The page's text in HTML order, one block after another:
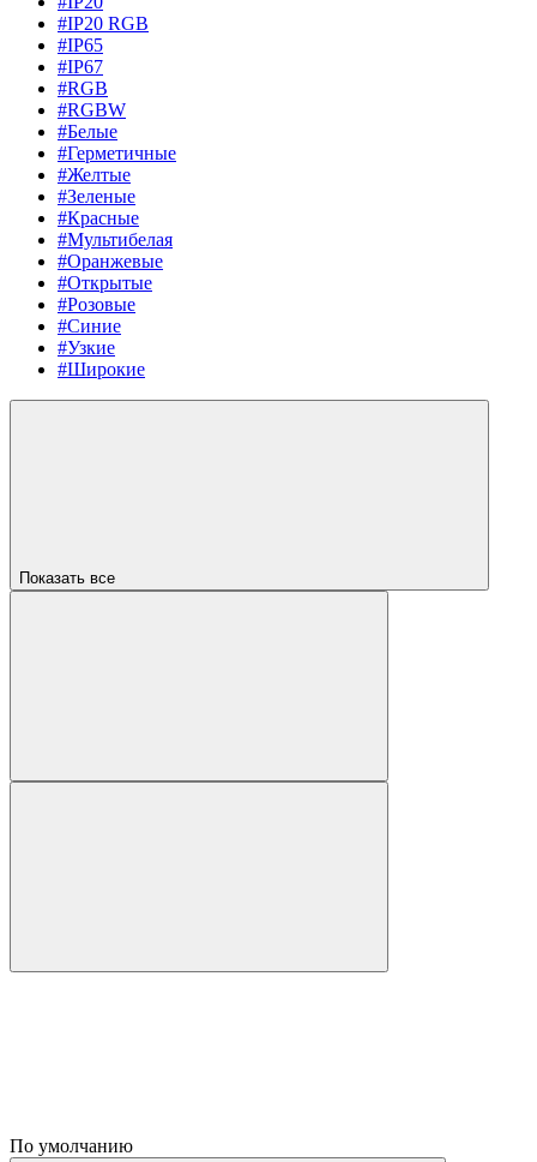
#IP20 RGB
#IP65
#IP67
#RGB
#RGBW
#Белые
#Герметичные
#Желтые
#Зеленые
#Красные
#Мультибелая
#Оранжевые
#Открытые
#Розовые
#Синие
#Узкие
#Широкие
Показать все
По умолчанию